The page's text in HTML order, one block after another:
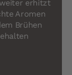
erhitzt
Aromen
Brühen